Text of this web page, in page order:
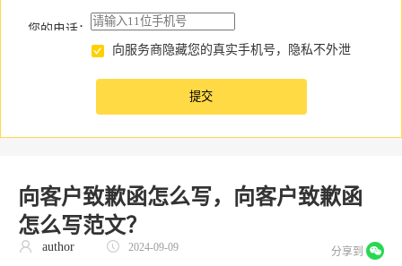
您的电话：
向服务商隐藏您的真实手机号，隐私不外泄
向客户致歉函怎么写，向客户致歉函
怎么写范文？
分享到
author 2024-09-09